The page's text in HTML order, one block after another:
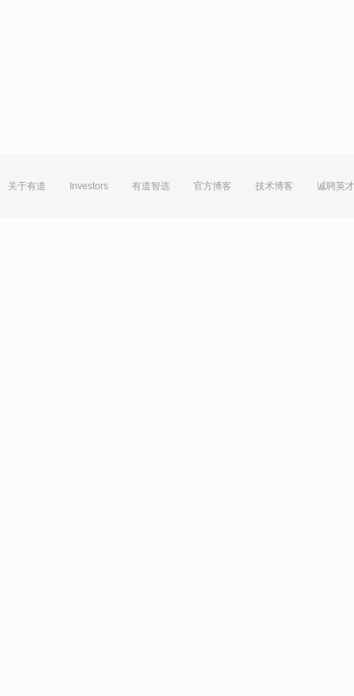
关于有道 Investors 有道智选 官方博客 技术博客 诚聘英才